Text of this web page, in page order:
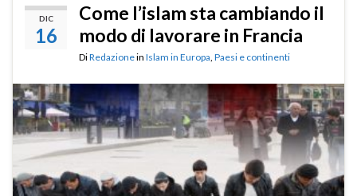
DIC
16
Come l’islam sta cambiando il
modo di lavorare in Francia
DiRedazionein Islam in Europa Paesi e continenti